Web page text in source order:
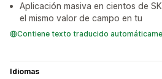
Aplicación masiva en cientos de
el mismo valor de campo en tu
Contiene texto traducido
Idiomas